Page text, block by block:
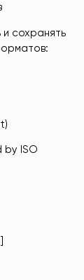
сохранять
by ISO